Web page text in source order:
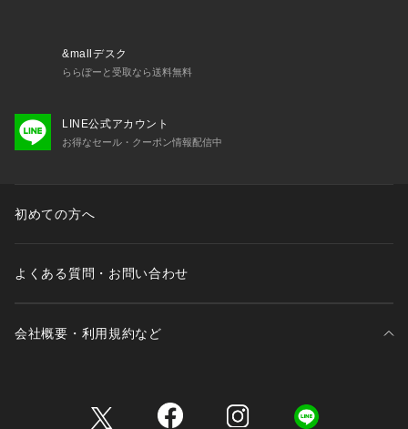
&mallデスク
ららぽーと受取なら送料無料
LINE公式アカウント
お得なセール・クーポン情報配信中
初めての方へ
よくある質問・お問い合わせ
会社概要・利用規約など